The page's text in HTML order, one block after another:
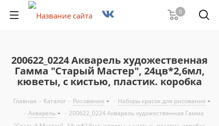
0
200622_0224 Акварель художественная
Гамма "Старый Мастер", 24цв*2,6мл,
кюветы, с кистью, пластик. коробка
Главная - Каталог - Рисование - Наборы красок для рисования
- Акварель - 200622_0224 Акварель художественная Гамма